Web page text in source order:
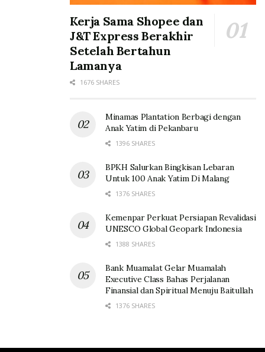
Kerja Sama Shopee dan
J&T Express Berakhir
Setelah Bertahun
Lamanya
1676 SHARES
Minamas Plantation Berbagi dengan
Anak Yatim di Pekanbaru
1396 SHARES
BPKH Salurkan Bingkisan Lebaran
Untuk 100 Anak Yatim Di Malang
1376 SHARES
Kemenpar Perkuat Persiapan Revalidasi
UNESCO Global Geopark Indonesia
1388 SHARES
Bank Muamalat Gelar Muamalah
Executive Class Bahas Perjalanan
Finansial dan Spiritual Menuju Baitullah
1376 SHARES